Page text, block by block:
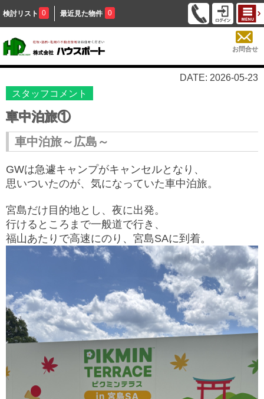
検討リスト 0 最近見た物件 0
お問合せ
DATE: 2026-05-23
スタッフコメント
車中泊旅①
車中泊旅～広島～
GWは急遽キャンプがキャンセルとなり、
思いついたのが、気になっていた車中泊旅。
宮島だけ目的地とし、夜に出発。
行けるところまで一般道で行き、
福山あたりで高速にのり、宮島SAに到着。